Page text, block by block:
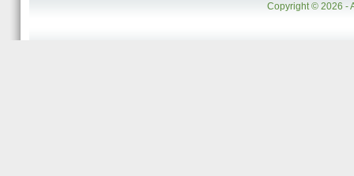
Copyright © 2026 -